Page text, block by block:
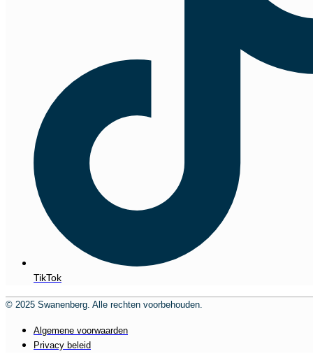
TikTok
© 2025 Swanenberg. Alle rechten voorbehouden.
Algemene voorwaarden
Privacy beleid